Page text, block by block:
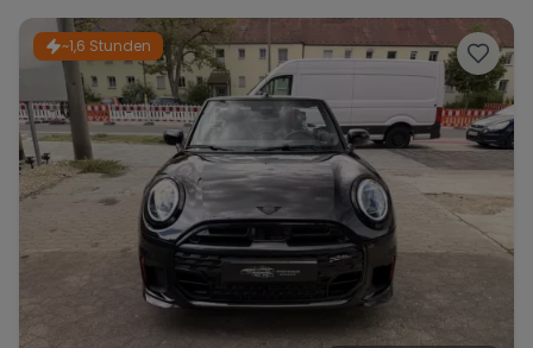
~1,6 Stunden